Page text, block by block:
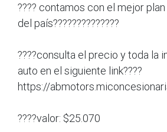
???? contamos con el mejor
del país??????????????
????consulta el precio y toda la
auto en el siguiente link????
https://
????valor: $25.070